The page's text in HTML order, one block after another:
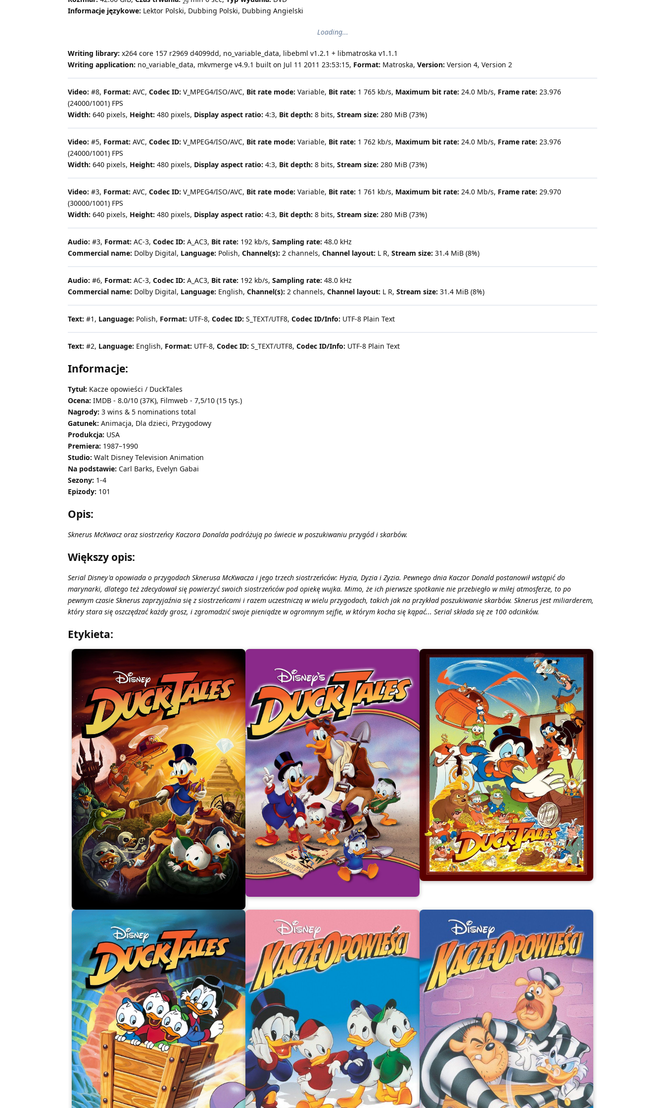
29
Informacje językowe: Lektor Polski, Dubbing Polski, Dubbing Angielski
Loading...
Writing library: x264 core 157 r2969 d4099dd, no_variable_data, libebml v1.2.1 + libmatroska v1.1.1
Writing application: no_variable_data, mkvmerge v4.9.1 built on Jul 11 2011 23:53:15, Format: Matroska, Version: Version 4, Version 2
Video: #8, Format: AVC, Codec ID: V_MPEG4/ISO/AVC, Bit rate mode: Variable, Bit rate: 1 765 kb/s, Maximum bit rate: 24.0 Mb/s, Frame rate: 23.976
(24000/1001) FPS
Width: 640 pixels, Height: 480 pixels, Display aspect ratio: 4:3, Bit depth: 8 bits, Stream size: 280 MiB (73%)
Video: #5, Format: AVC, Codec ID: V_MPEG4/ISO/AVC, Bit rate mode: Variable, Bit rate: 1 762 kb/s, Maximum bit rate: 24.0 Mb/s, Frame rate: 23.976
(24000/1001) FPS
Width: 640 pixels, Height: 480 pixels, Display aspect ratio: 4:3, Bit depth: 8 bits, Stream size: 280 MiB (73%)
Video: #3, Format: AVC, Codec ID: V_MPEG4/ISO/AVC, Bit rate mode: Variable, Bit rate: 1 761 kb/s, Maximum bit rate: 24.0 Mb/s, Frame rate: 29.970
(30000/1001) FPS
Width: 640 pixels, Height: 480 pixels, Display aspect ratio: 4:3, Bit depth: 8 bits, Stream size: 280 MiB (73%)
Audio: #3, Format: AC-3, Codec ID: A_AC3, Bit rate: 192 kb/s, Sampling rate: 48.0 kHz
Commercial name: Dolby Digital, Language: Polish, Channel(s): 2 channels, Channel layout: L R, Stream size: 31.4 MiB (8%)
Audio: #6, Format: AC-3, Codec ID: A_AC3, Bit rate: 192 kb/s, Sampling rate: 48.0 kHz
Commercial name: Dolby Digital, Language: English, Channel(s): 2 channels, Channel layout: L R, Stream size: 31.4 MiB (8%)
Text: #1, Language: Polish, Format: UTF-8, Codec ID: S_TEXT/UTF8, Codec ID/Info: UTF-8 Plain Text
Text: #2, Language: English, Format: UTF-8, Codec ID: S_TEXT/UTF8, Codec ID/Info: UTF-8 Plain Text
Informacje:
Tytuł: Kacze opowieści / DuckTales
Ocena: IMDB - 8.0/10 (37K), Filmweb - 7,5/10 (15 tys.)
Nagrody: 3 wins & 5 nominations total
Gatunek: Animacja, Dla dzieci, Przygodowy
Produkcja: USA
Premiera: 1987–1990
Studio: Walt Disney Television Animation
Na podstawie: Carl Barks, Evelyn Gabai
Sezony: 1-4
Epizody: 101
Opis:
Sknerus McKwacz oraz siostrzeńcy Kaczora Donalda podróżują po świecie w poszukiwaniu przygód i skarbów.
Większy opis:
Serial Disney'a opowiada o przygodach Sknerusa McKwacza i jego trzech siostrzeńców: Hyzia, Dyzia i Zyzia. Pewnego dnia Kaczor Donald postanowił wstąpić do
marynarki, dlatego też zdecydował się powierzyć swoich siostrzeńców pod opiekę wujka. Mimo, że ich pierwsze spotkanie nie przebiegło w miłej atmosferze, to po
pewnym czasie Sknerus zaprzyjaźnia się z siostrzeńcami i razem uczestniczą w wielu przygodach, takich jak na przykład poszukiwanie skarbów. Sknerus jest miliarderem,
który stara się oszczędzać każdy grosz, i zgromadzić swoje pieniądze w ogromnym sejfie, w którym kocha się kąpać... Serial składa się ze 100 odcinków.
Etykieta: